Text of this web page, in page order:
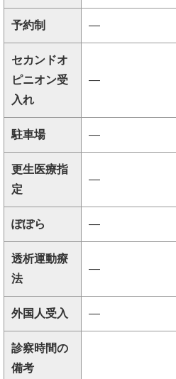
予約制 ―
セカンドオ
ピニオン受
入れ
―
駐車場 ―
更生医療指
定
―
ぽぽら ―
透析運動療
法
―
外国人受入 ―
診察時間の
備考